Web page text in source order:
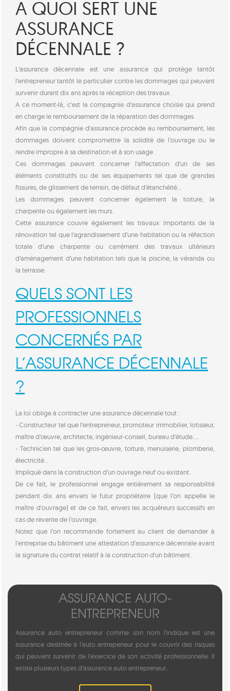
A QUOI SERT UNE
ASSURANCE
DÉCENNALE ?
L’assurance décennale est une assurance qui protège tantôt
l’entrepreneur tantôt le particulier contre les dommages qui peuvent
survenir durant dix ans après la réception des travaux.
A ce moment-là, c’est la compagnie d’assurance choisie qui prend
en charge le remboursement de la réparation des dommages.
Afin que la compagnie d’assurance procède au remboursement, les
dommages doivent compromettre la solidité de l’ouvrage ou le
rendre impropre à sa destination et à son usage .
Ces dommages peuvent concerner l’affectation d’un de ses
éléments constitutifs ou de ses équipements tel que de grandes
fissures, de glissement de terrain, de défaut d’étanchéité…
Les dommages peuvent concerner également la toiture, la
charpente ou également les murs.
Cette assurance couvre également les travaux importants de la
rénovation tel que l’agrandissement d’une habitation ou la réfection
totale d’une charpente ou carrément des travaux ultérieurs
d’aménagement d’une habitation tels que la piscine, la véranda ou
la terrasse.
QUELS SONT LES
PROFESSIONNELS
CONCERNÉS PAR
L’ASSURANCE DÉCENNALE
?
La loi oblige à contracter une assurance décennale tout :
- Constructeur tel que l’entrepreneur, promoteur immobilier, lotisseur,
maître d’œuvre, architecte, ingénieur-conseil, bureau d’étude….
- Technicien tel que les gros-œuvre, toiture, menuiserie, plomberie,
électricité…
Impliqué dans la construction d’un ouvrage neuf ou existant.
De ce fait, le professionnel engage entièrement sa responsabilité
pendant dix ans envers le futur propriétaire (que l’on appelle le
maître d’ouvrage) et de ce fait, envers les acquéreurs successifs en
cas de revente de l’ouvrage.
Notez que l’on recommande fortement au client de demander à
l’entreprise du bâtiment une attestation d’assurance décennale avant
la signature du contrat relatif à la construction d’un bâtiment.
ASSURANCE AUTO-
ENTREPRENEUR
Assurance auto entrepreneur comme son nom l’indique est une
assurance destinée à l’auto entrepeneur pour le couvrir des risques
qui peuvent survenir de l’exercice de son activité professionnelle. Il
existe plusieurs types d’assurance auto entrepreneur...